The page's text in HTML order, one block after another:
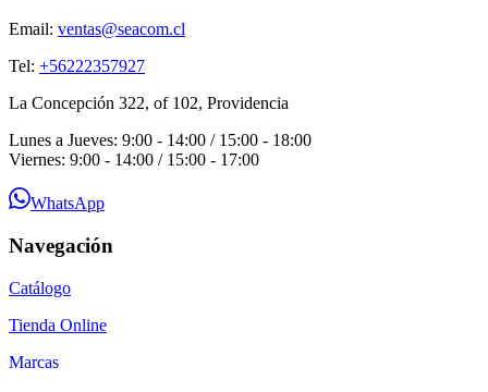
Email: ventas@seacom.cl
Tel: +56222357927
La Concepción 322, of 102, Providencia
Lunes a Jueves: 9:00 - 14:00 / 15:00 - 18:00
Viernes: 9:00 - 14:00 / 15:00 - 17:00
WhatsApp
Navegación
Catálogo
Tienda Online
Marcas